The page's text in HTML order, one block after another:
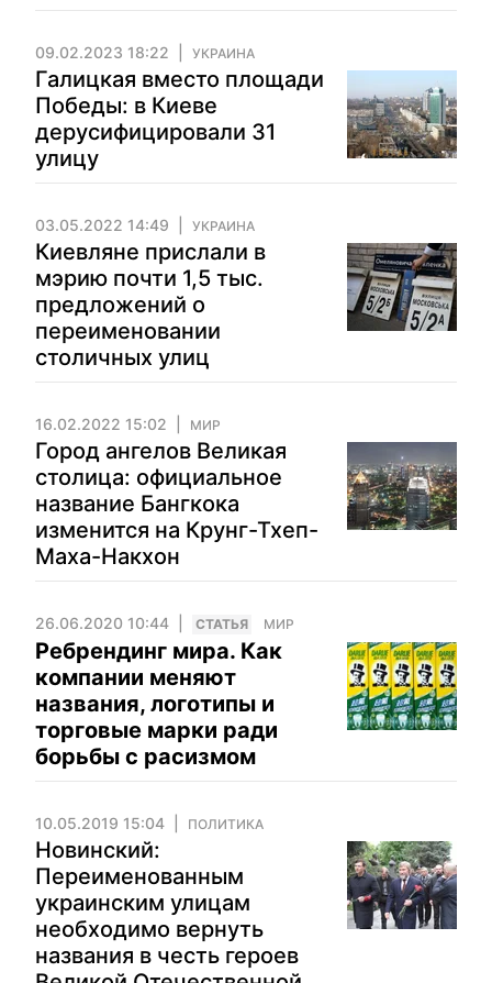
09.02.2023 18:22 УКРАИНА
Галицкая вместо площади
Победы: в Киеве
дерусифицировали 31
улицу
03.05.2022 14:49 УКРАИНА
Киевляне прислали в
мэрию почти 1,5 тыс.
предложений о
переименовании
столичных улиц
16.02.2022 15:02 МИР
Город ангелов Великая
столица: официальное
название Бангкока
изменится на Крунг-Тхеп-
Маха-Накхон
26.06.2020 10:44 CТАТЬЯ МИР
Ребрендинг мира. Как
компании меняют
названия, логотипы и
торговые марки ради
борьбы с расизмом
10.05.2019 15:04 ПОЛИТИКА
Новинский:
Переименованным
украинским улицам
необходимо вернуть
названия в честь героев